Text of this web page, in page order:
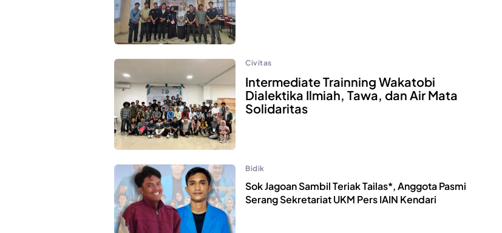
Civitas
Intermediate Trainning Wakatobi
Dialektika Ilmiah, Tawa, dan Air Mata
Solidaritas
Bidik
Sok Jagoan Sambil Teriak Tailas*, Anggota Pasmi
Serang Sekretariat UKM Pers IAIN Kendari